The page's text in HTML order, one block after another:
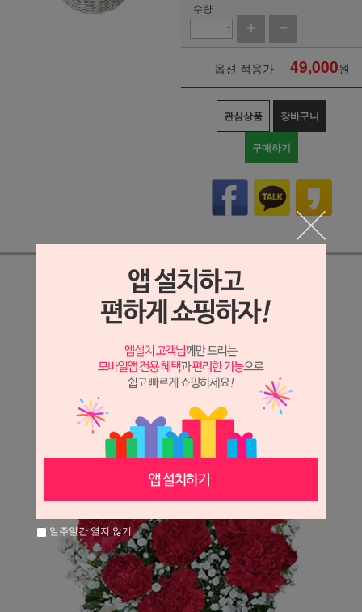
수량
옵션 적용가 49,000원
관심상품 장바구니
구매하기
상세정보 새창 열기
상세 정보를 확대해 보실 수 있습니다.
일주일간 열지 않기